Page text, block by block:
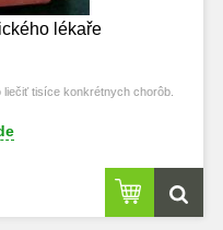
lékaře
tisíce konkrétnych chorôb.